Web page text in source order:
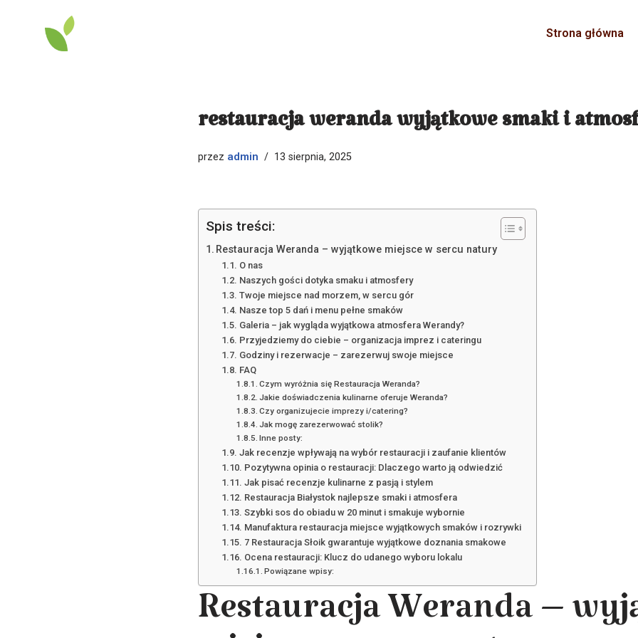
Przejdź
Strona główna
restauracja weranda wyjątkowe smaki i
przez admin 13 sierpnia, 2025
Spis treści:
Restauracja Weranda – wyjątkowe miejsce w sercu natury
O nas
Naszych gości dotyka smaku i atmosfery
Twoje miejsce nad morzem, w sercu gór
Nasze top 5 dań i menu pełne smaków
Galeria – jak wygląda wyjątkowa atmosfera Werandy?
Przyjedziemy do ciebie – organizacja imprez i cateringu
Godziny i rezerwacje – zarezerwuj swoje miejsce
FAQ
Czym wyróżnia się Restauracja Weranda?
Jakie doświadczenia kulinarne oferuje Weranda?
Czy organizujecie imprezy i/catering?
Jak mogę zarezerwować stolik?
Inne posty:
Jak recenzje wpływają na wybór restauracji i zaufanie klientów
Pozytywna opinia o restauracji: Dlaczego warto ją odwiedzić
Jak pisać recenzje kulinarne z pasją i stylem
Restauracja Białystok najlepsze smaki i atmosfera
Szybki sos do obiadu w 20 minut i smakuje wybornie
Manufaktura restauracja miejsce wyjątkowych smaków i rozrywki
7 Restauracja Słoik gwarantuje wyjątkowe doznania smakowe
Ocena restauracji: Klucz do udanego wyboru lokalu
Powiązane wpisy:
Restauracja Weranda –